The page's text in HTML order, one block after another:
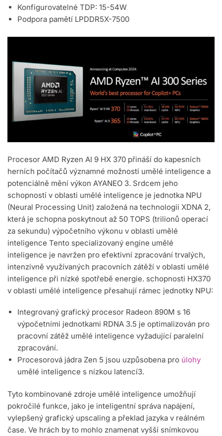
Konfigurovatelné TDP: 15-54W
Podpora pamětí LPDDR5X-7500
Procesor AMD Ryzen AI 9 HX 370 přináší do kapesních
herních počítačů významné možnosti umělé inteligence a
potenciálně mění výkon AYANEO 3. Srdcem jeho
schopností v oblasti umělé inteligence je jednotka NPU
(Neural Processing Unit) založená na technologii XDNA 2,
která je schopna poskytnout až 50 TOPS (trilionů operací
za sekundu) výpočetního výkonu v oblasti umělé
inteligence Tento specializovaný engine umělé
inteligence je navržen pro efektivní zpracování trvalých,
intenzivně využívaných pracovních zátěží v oblasti umělé
inteligence při nízké spotřebě energie. schopnosti HX370
v oblasti umělé inteligence přesahují rámec jednotky NPU:
Integrovaný grafický procesor Radeon 890M s 16
výpočetními jednotkami RDNA 3.5 je optimalizován pro
pracovní zátěž umělé inteligence vyžadující paralelní
zpracování.
Procesorová jádra Zen 5 jsou uzpůsobena pro úlohy
umělé inteligence s nízkou latencí3.
Tyto kombinované zdroje umělé inteligence umožňují
pokročilé funkce, jako je inteligentní správa napájení,
vylepšený grafický upscaling a překlad jazyka v reálném
čase. Ve hrách by to mohlo znamenat vyšší snímkovou